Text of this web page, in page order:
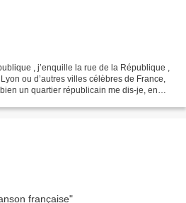
, j’enquille la rue de la République ,
ou d’autres villes célèbres de France,
un quartier républicain me dis-je, en